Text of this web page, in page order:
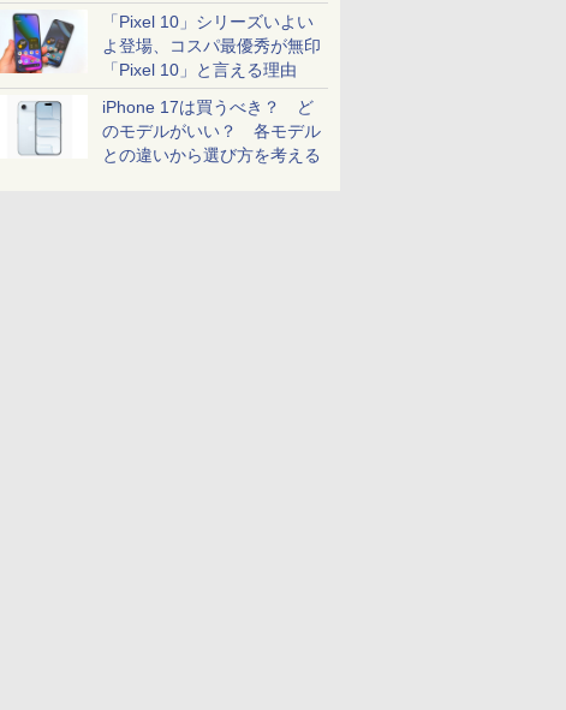
「Pixel 10」シリーズいよい
よ登場、コスパ最優秀が無印
「Pixel 10」と言える理由
iPhone 17は買うべき？ ど
のモデルがいい？ 各モデル
との違いから選び方を考える